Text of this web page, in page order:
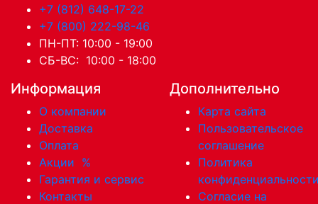
+7 (812) 648-17-22
+7 (800) 222-98-46
ПН-ПТ: 10:00 - 19:00
СБ-ВС: 10:00 - 18:00
Информация
О компании
Доставка
Оплата
Акции %
Гарантия и сервис
Контакты
Дополнительно
Карта сайта
Пользовательское
соглашение
Политика
Согласие на